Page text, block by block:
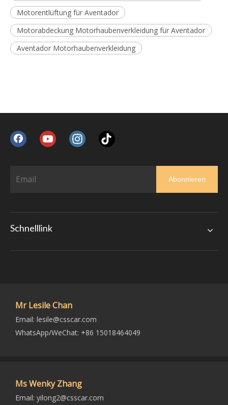
Motorentlüftung für Aventador
Motorabdeckung Motorhaubenverkleidung für Aventador
Aventador Motorhaubenverkleidung
Abonnieren
Schnelllink
Mr Lesile Chan
Email: lesile@csscar.com
WhatsApp/WeChat: +86 15018464049
Ms Wenky Zhang
Email: yilong2@csscar.com